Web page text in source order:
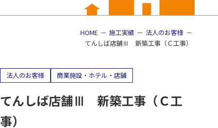
HOME 施工実績
法人のお客様
てんしば店舗Ⅲ 新築工事（Ｃ工事）
法人のお客様 商業施設・ホテル・店舗
てんしば店舗Ⅲ 新築工事（Ｃ工
事）